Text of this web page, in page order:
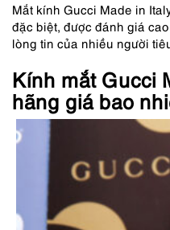
Mắt kính Gucci Made in
đặc biệt, được đánh giá
lòng tin của nhiều người
Kính mắt Gucci
hãng giá bao